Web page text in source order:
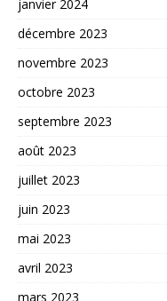
janvier 2024
décembre 2023
novembre 2023
octobre 2023
septembre 2023
août 2023
juillet 2023
juin 2023
mai 2023
avril 2023
mars 2023